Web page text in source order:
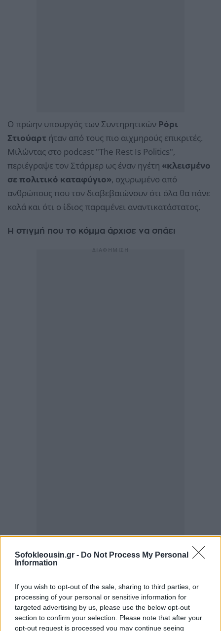
Sofokleousin.gr - Do Not Process My Personal
Information
If you wish to opt-out of the sale, sharing to third parties, or
processing of your personal or sensitive information for
targeted advertising by us, please use the below opt-out
section to confirm your selection. Please note that after your
opt-out request is processed you may continue seeing
Ο πρώην υπουργός των Συντηρητικών Ρόρι
Στιούαρτ ήταν από τους πιο αιχμηρούς επικριτές.
Μιλώντας στο podcast "The Rest Is Politics",
περιέγραψε τον Στάρμερ ως έναν ηγέτη «κλεισμένο
σε πολιτικό καταφύγιο», οχυρωμένο από
ανθρώπους που τον διαβεβαιώνουν ότι όλα θα πάνε
καλά και ότι ο ίδιος παραμένει αναντικατάστατος.
Η στιγμή που το κόμμα άρχισε να σπάει
Για τον Μπάιντεν, η μεγάλη καμπή ήρθε μετά το
ενδιάμεσες εκλογές του 2022 είχαν δώσει στους
Δημοκρατικούς καλύτερα αποτελέσματα από τα
αναμενόμενα. Για τον Στάρμερ, το σοκ ήρθε από τις
πρόσφατες εκλογές σε τοπικά συμβούλια της